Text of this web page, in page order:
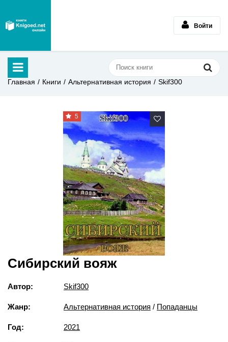
Войти
Главная Книги Альтернативная история Skif300
5
Сибирский вояж
Автор: Skif300
Жанр: Альтернативная история / Попаданцы
Год: 2021